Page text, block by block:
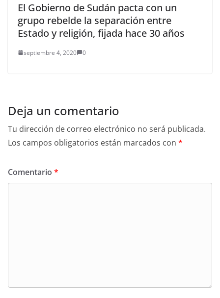
El Gobierno de Sudán pacta con un
grupo rebelde la separación entre
Estado y religión, fijada hace 30 años
septiembre 4, 2020 0
Deja un comentario
Tu dirección de correo electrónico no será publicada.
Los campos obligatorios están marcados con *
Comentario *